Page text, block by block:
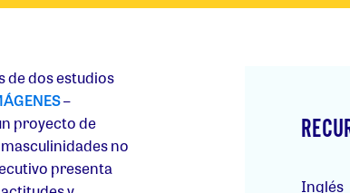
de dos estudios
–
proyecto de
no
presenta
Inglés